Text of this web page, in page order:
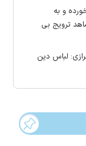
و به
ترویج بی
لباس دین